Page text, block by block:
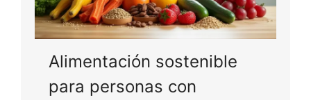
Alimentación sostenible
para personas con